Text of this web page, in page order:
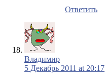
Ответить
Владимир
5 Декабрь 2011 at 20:17